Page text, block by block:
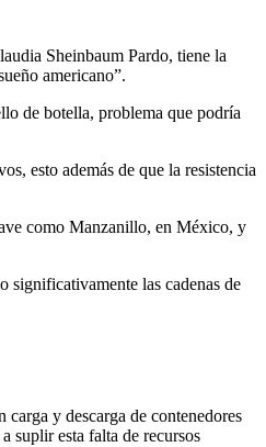
Sheinbaum Pardo, tiene la
americano”.
de botella, problema que podría
esto además de que la resistencia
como Manzanillo, en México, y
significativamente las cadenas de
y descarga de contenedores
suplir esta falta de recursos